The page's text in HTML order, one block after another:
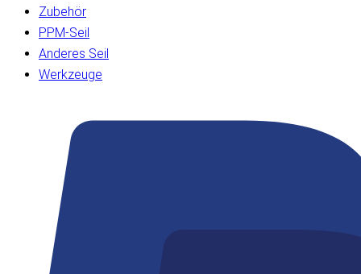
Zubehör
PPM-Seil
Anderes Seil
Werkzeuge